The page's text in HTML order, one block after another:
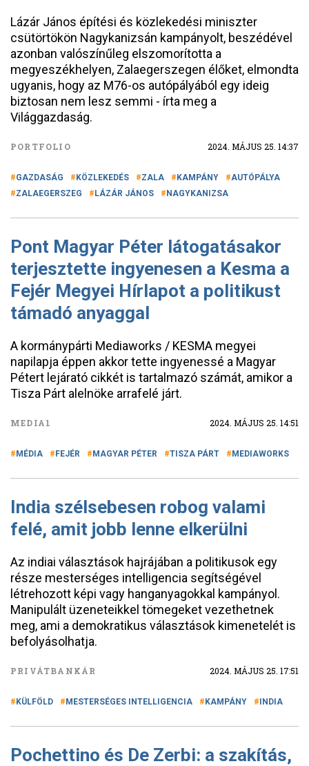
Lázár János építési és közlekedési miniszter
csütörtökön Nagykanizsán kampányolt, beszédével
azonban valószínűleg elszomorította a
megyeszékhelyen, Zalaegerszegen élőket, elmondta
ugyanis, hogy az M76-os autópályából egy ideig
biztosan nem lesz semmi - írta meg a
Világgazdaság.
PORTFOLIO 2024. MÁJUS 25. 14:37
GAZDASÁG KÖZLEKEDÉS ZALA KAMPÁNY
AUTÓPÁLYA
ZALAEGERSZEG
LÁZÁR JÁNOS NAGYKANIZSA
Pont Magyar Péter látogatásakor
terjesztette ingyenesen a Kesma a
Fejér Megyei Hírlapot a politikust
támadó anyaggal
A kormánypárti Mediaworks / KESMA megyei
napilapja éppen akkor tette ingyenessé a Magyar
Pétert lejárató cikkét is tartalmazó számát, amikor a
Tisza Párt alelnöke arrafelé járt.
MEDIA1 2024. MÁJUS 25. 14:51
MÉDIA FEJÉR MAGYAR PÉTER TISZA PÁRT MEDIAWORKS
India szélsebesen robog valami
felé, amit jobb lenne elkerülni
Az indiai választások hajrájában a politikusok egy
része mesterséges intelligencia segítségével
létrehozott képi vagy hanganyagokkal kampányol.
Manipulált üzeneteikkel tömegeket vezethetnek
meg, ami a demokratikus választások kimenetelét is
befolyásolhatja.
PRIVÁTBANKÁR 2024. MÁJUS 25. 17:51
KÜLFÖLD MESTERSÉGES INTELLIGENCIA KAMPÁNY INDIA
Pochettino és De Zerbi: a szakítás,